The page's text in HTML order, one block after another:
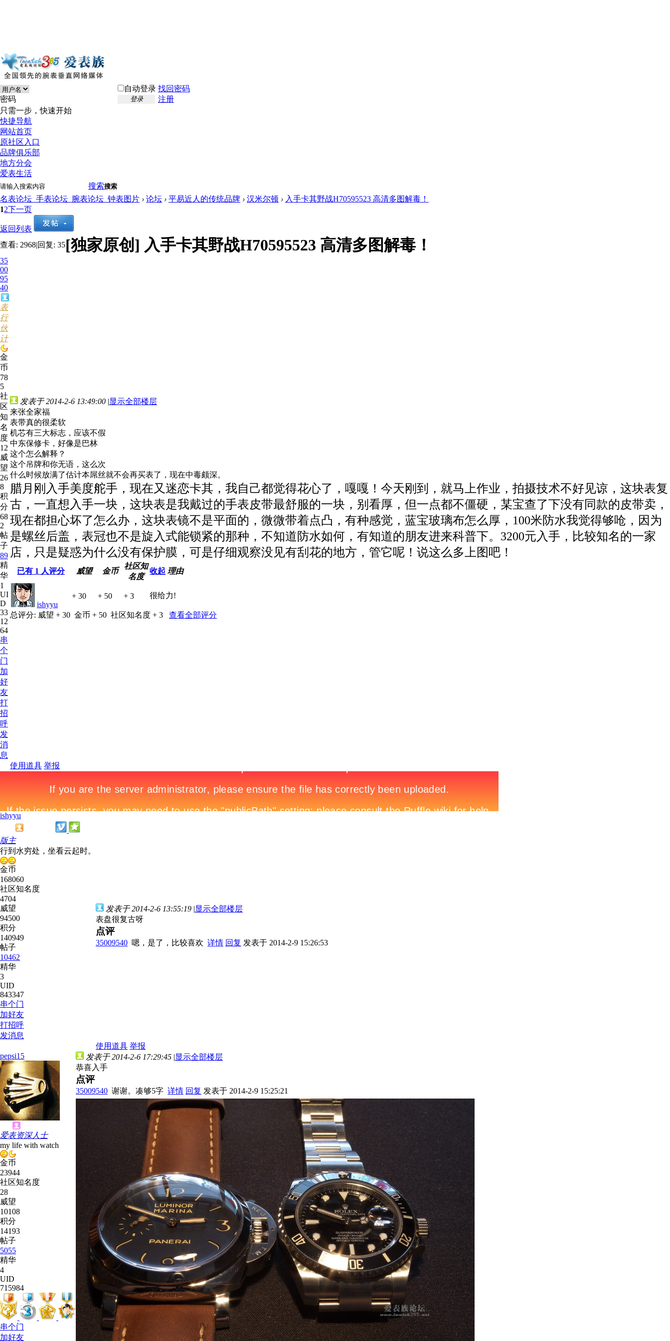
自动登录 找回密码
密码
登录
注册
只需一步，快速开始
快捷导航
网站首页
原社区入口
品牌俱乐部
地方分会
爱表生活
搜索搜索
名表论坛_手表论坛_腕表论坛_钟表图片 › 论坛 › 平易近人的传统品牌 › 汉米尔顿 › 入手卡其野战H70595523 高清多图解毒！
12下一页
返回列表
查看: 2968|回复: 35[独家原创] 入手卡其野战H70595523 高清多图解毒！
35
00
95
40
表
行
伙
计
金
币
78
5
社
区
知
名
度
12
威
望
26
8
积
分
68
2
帖
子
89
精
华
1
UI
D
33
12
64
串
个
门
加
好
友
打
招
呼
发
消
息
发表于 2014-2-6 13:49:00 |显示全部楼层
来张全家福
表带真的很柔软
机芯有三大标志，应该不假
中东保修卡，好像是巴林
这个怎么解释？
这个吊牌和你无语，这么次
什么时候放满了估计本屌丝就不会再买表了，现在中毒颇深。
腊月刚入手美度舵手，现在又迷恋卡其，我自己都觉得花心了，嘎嘎！今天刚到，就马上作业，拍摄技术不好见谅，这块表复
古，一直想入手一块，这块表是我戴过的手表皮带最舒服的一块，别看厚，但一点都不僵硬，某宝查了下没有同款的皮带卖，
现在都担心坏了怎么办，这块表镜不是平面的，微微带着点凸，有种感觉，蓝宝玻璃布怎么厚，100米防水我觉得够呛，因为
是螺丝后盖，表冠也不是旋入式能锁紧的那种，不知道防水如何，有知道的朋友进来科普下。3200元入手，比较知名的一家
店，只是疑惑为什么没有保护膜，可是仔细观察没见有刮花的地方，管它呢！说这么多上图吧！
已有 1 人评分 威望 金币
社区知
名度
收起 理由
ishyyu
+ 30 + 50 + 3 很给力!
总评分: 威望 + 30 金币 + 50 社区知名度 + 3 查看全部评分
使用道具 举报
ishyyu
版主
行到水穷处，坐看云起时。
金币
168060
社区知名度
4704
威望
94500
积分
140949
帖子
10462
精华
3
UID
843347
串个门
加好友
打招呼
发消息
发表于 2014-2-6 13:55:19 |显示全部楼层
表盘很复古呀
点评
35009540 嗯，是了，比较喜欢 详情 回复 发表于 2014-2-9 15:26:53
使用道具 举报
pepsi15
爱表资深人士
my life with watch
金币
23944
社区知名度
28
威望
10108
积分
14193
帖子
5055
精华
4
UID
715984
串个门
加好友
发表于 2014-2-6 17:29:45 |显示全部楼层
恭喜入手
点评
35009540 谢谢。凑够5字 详情 回复 发表于 2014-2-9 15:25:21